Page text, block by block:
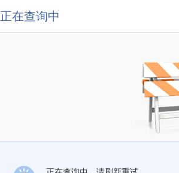
正在查询中